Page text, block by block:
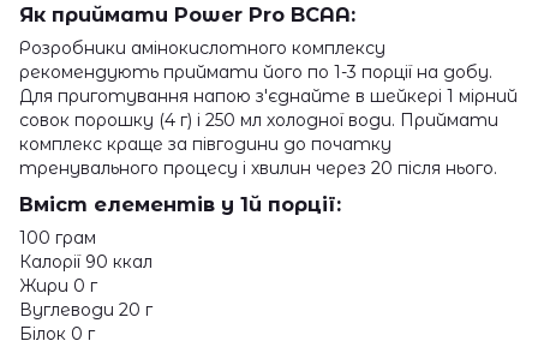
Як приймати Power Pro BCAA:
Розробники амінокислотного комплексу
рекомендують приймати його по 1-3 порції на добу.
Для приготування напою з'єднайте в шейкері 1 мірний
совок порошку (4 г) і 250 мл холодної води. Приймати
комплекс краще за півгодини до початку
тренувального процесу і хвилин через 20 після нього.
Вміст елементів у 1й порції:
100 грам
Калорії 90 ккал
Жири 0 г
Вуглеводи 20 г
Білок 0 г